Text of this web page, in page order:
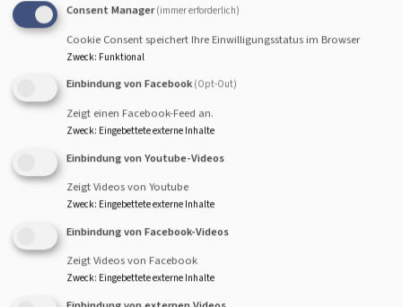
Startseite Entwicklung der regionalen Zusammenarbeit in der
Westregion
Consent Manager (immer erforderlich)
Cookie Consent speichert Ihre Einwilligungsstatus im Browser
Zweck: Funktional
Einbindung von Facebook (Opt-Out)
Zeigt einen Facebook-Feed an.
Zweck: Eingebettete externe Inhalte
Einbindung von Youtube-Videos
Zeigt Videos von Youtube
Zweck: Eingebettete externe Inhalte
Einbindung von Facebook-Videos
Zeigt Videos von Facebook
Zweck: Eingebettete externe Inhalte